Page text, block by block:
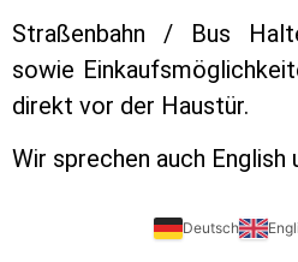
Straßenbahn / Bus
sowie
direkt vor der Haustür.
Wir sprechen auch English
Deutsch